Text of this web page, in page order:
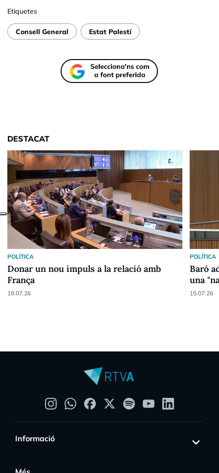
Etiquetes
Consell General Estat Palestí
DESTACAT
POLÍTICA
Donar un nou impuls a la relació amb
França
19.07.26
POLÍTICA
Baró
una
15.07.26
Informació